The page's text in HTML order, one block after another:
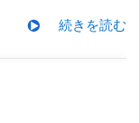
続きを読む